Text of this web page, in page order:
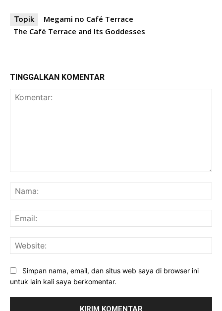
Topik
Megami no Café Terrace
The Café Terrace and Its Goddesses
TINGGALKAN KOMENTAR
Simpan nama, email, dan situs web saya di browser ini
untuk lain kali saya berkomentar.